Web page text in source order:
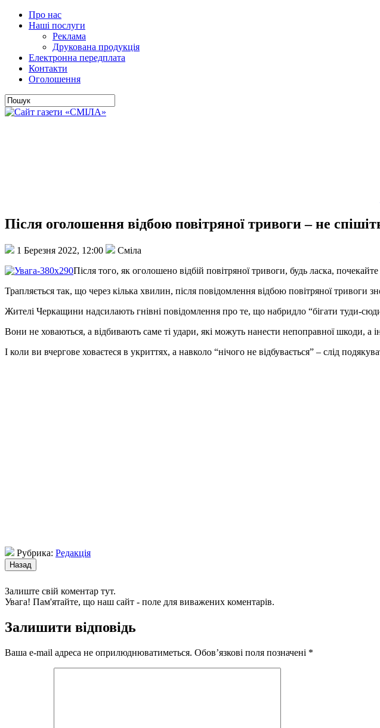
Про нас
Наші послуги
Реклама
Друкована продукція
Електронна передплата
Контакти
Оголошення
Після оголошення відбою повітряної тривоги – не
1 Березня 2022, 12:00
Сміла
Після того, як оголошено відбій повітряної тривоги, будь ласка,
Трапляється так, що через кілька хвилин, після повідомлення відбою повітряної тривоги
Жителі Черкащини надсилають гнівні повідомлення про те, що набридло “бігати туди-
Вони не ховаються, а відбивають саме ті удари, які можуть нанести непоправної шкоди, а
І коли ви вчергове ховаєтеся в укриттях, а навколо “нічого не відбувається” – слід
Рубрика: Редакція
Залиште свій коментар тут.
Увага! Пам'ятайте, що наш сайт - поле для виважених коментарів.
Залишити відповідь
Ваша e-mail адреса не оприлюднюватиметься. Обов’язкові поля позначені *